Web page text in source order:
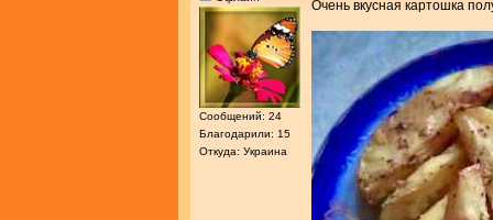
Сообщений: 24
Благодарили: 15
Откуда: Украина
Очень вкусная картошка